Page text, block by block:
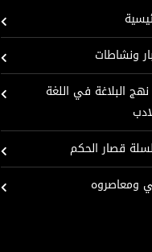
ونشاطات
نهج البلاغة في اللغة
قصار الحكم
ومعاصروه